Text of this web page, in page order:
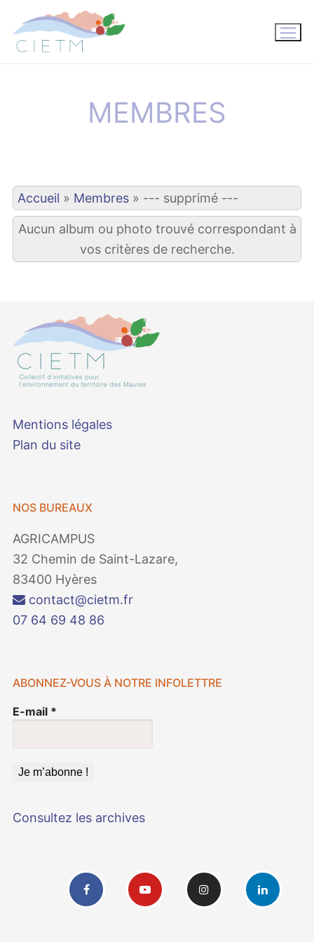
contenu
MEMBRES
Accueil » Membres » --- supprimé ---
Aucun album ou photo trouvé correspondant à
vos critères de recherche.
Mentions légales
Plan du site
NOS BUREAUX
AGRICAMPUS
32 Chemin de Saint-Lazare,
83400 Hyères
contact@cietm.fr
07 64 69 48 86
ABONNEZ-VOUS À NOTRE INFOLETTRE
E-mail *
Consultez les archives